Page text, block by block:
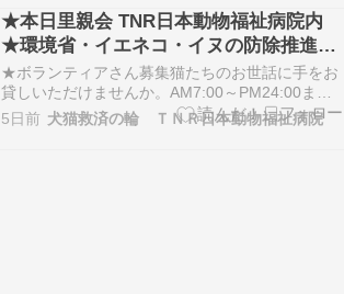
のいないお宅では、寂しくないよう二匹飼いでお
願いしています。里親会参加ご…
★本日里親会 TNR日本動物福祉病院内
★環境省・イエネコ・イヌの防除推進外
来種指定問題・・・・飼い犬・飼い猫以
外は鳥獣保護法下の「許可捕獲」の対象
に？ 環境省の二つの検討会から見えてく
★ボランティアさん募集猫たちのお世話に手をお
貸しいただけませんか。AM7:00～PM24:00まで
の間、曜日を決めてのシフト制です。週１回よ
り、１日４時間程度、詳細はご相談。川崎駅から
5日前 犬猫救済の輪 ＴＮＲ日本動物福祉病院